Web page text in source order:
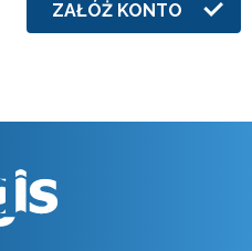
ZAŁÓŻ KONTO